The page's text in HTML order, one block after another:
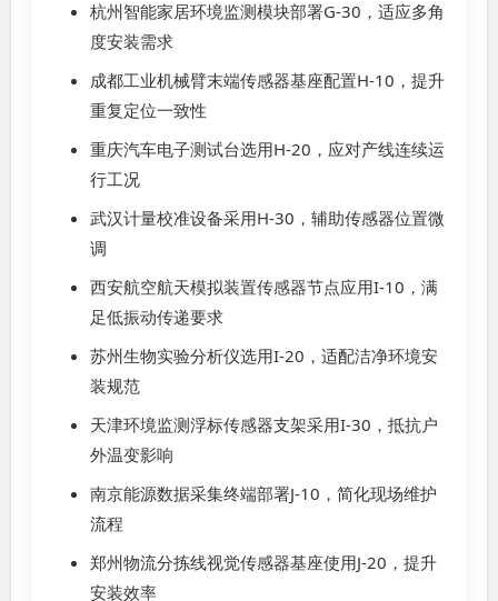
杭州智能家居环境监测模块部署G-30，适应多角
度安装需求
成都工业机械臂末端传感器基座配置H-10，提升
重复定位一致性
重庆汽车电子测试台选用H-20，应对产线连续运
行工况
武汉计量校准设备采用H-30，辅助传感器位置微
调
西安航空航天模拟装置传感器节点应用I-10，满
足低振动传递要求
苏州生物实验分析仪选用I-20，适配洁净环境安
装规范
天津环境监测浮标传感器支架采用I-30，抵抗户
外温变影响
南京能源数据采集终端部署J-10，简化现场维护
流程
郑州物流分拣线视觉传感器基座使用J-20，提升
安装效率